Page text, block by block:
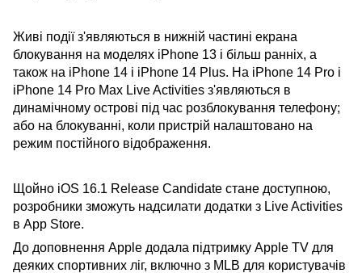
Живі події з'являються в нижній частині екрана
блокування на моделях iPhone 13 і більш ранніх, а
також на iPhone 14 і iPhone 14 Plus. На iPhone 14 Pro і
iPhone 14 Pro Max Live Activities з'являються в
динамічному острові під час розблокування телефону;
або на блокуванні, коли пристрій налаштовано на
режим постійного відображення.
Щойно iOS 16.1 Release Candidate стане доступною,
розробники зможуть надсилати додатки з Live Activities
в App Store.
До доповнення Apple додала підтримку Apple TV для
деяких спортивних ліг, включно з MLB для користувачів